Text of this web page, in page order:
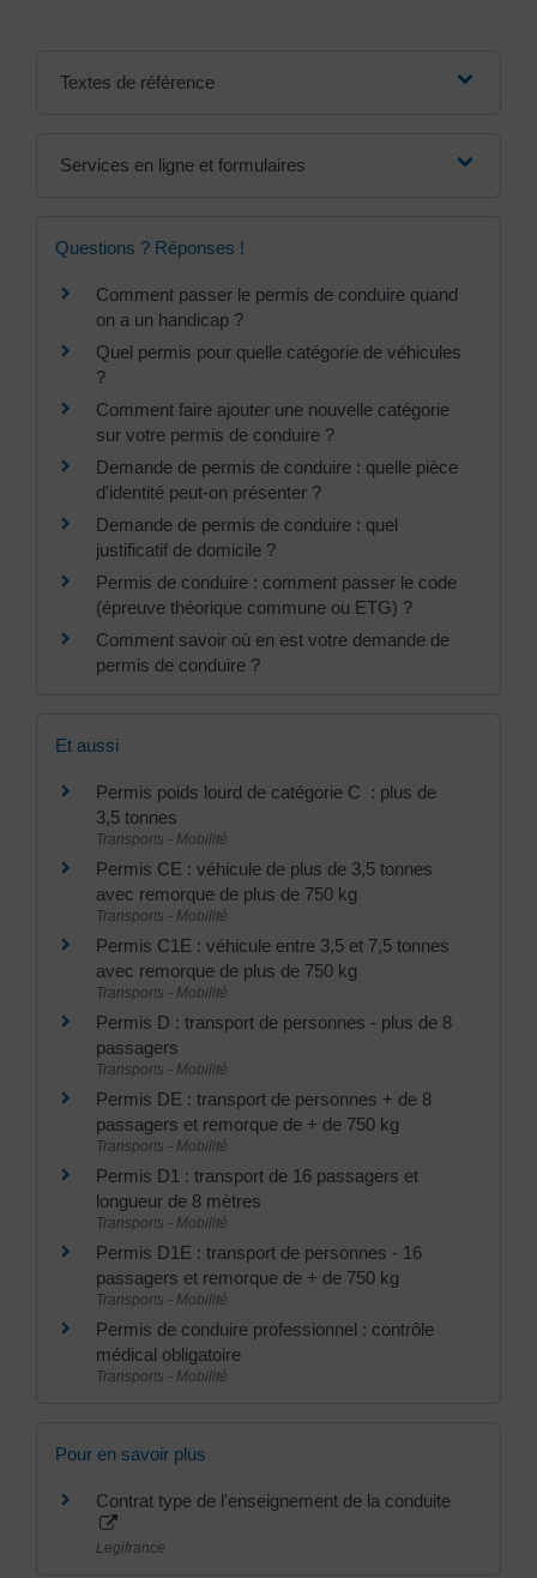
Textes de référence
Services en ligne et formulaires
Questions ? Réponses !
Comment passer le permis de conduire quand
on a un handicap ?
Quel permis pour quelle catégorie de véhicules
?
Comment faire ajouter une nouvelle catégorie
sur votre permis de conduire ?
Demande de permis de conduire : quelle pièce
d'identité peut-on présenter ?
Demande de permis de conduire : quel
justificatif de domicile ?
Permis de conduire : comment passer le code
(épreuve théorique commune ou ETG) ?
Comment savoir où en est votre demande de
permis de conduire ?
Et aussi
Permis poids lourd de catégorie C : plus de
3,5 tonnes
Transports - Mobilité
Permis CE : véhicule de plus de 3,5 tonnes
avec remorque de plus de 750 kg
Transports - Mobilité
Permis C1E : véhicule entre 3,5 et 7,5 tonnes
avec remorque de plus de 750 kg
Transports - Mobilité
Permis D : transport de personnes - plus de 8
passagers
Transports - Mobilité
Permis DE : transport de personnes + de 8
passagers et remorque de + de 750 kg
Transports - Mobilité
Permis D1 : transport de 16 passagers et
longueur de 8 mètres
Transports - Mobilité
Permis D1E : transport de personnes - 16
passagers et remorque de + de 750 kg
Transports - Mobilité
Permis de conduire professionnel : contrôle
médical obligatoire
Transports - Mobilité
Pour en savoir plus
Contrat type de l'enseignement de la conduite
Legifrance